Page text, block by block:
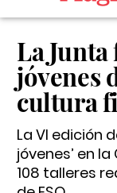
La Junta
jóvenes
cultura
La VI edición
jóvenes’ en
108 talleres